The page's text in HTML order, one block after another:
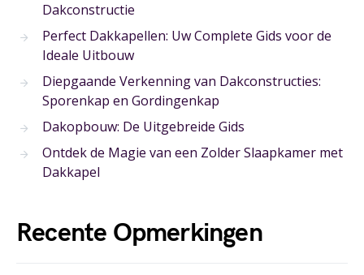
Dakconstructie
Perfect Dakkapellen: Uw Complete Gids voor de
Ideale Uitbouw
Diepgaande Verkenning van Dakconstructies:
Sporenkap en Gordingenkap
Dakopbouw: De Uitgebreide Gids
Ontdek de Magie van een Zolder Slaapkamer met
Dakkapel
Recente Opmerkingen